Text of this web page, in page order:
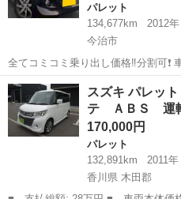
パレット
134,677km
2012年
今治市
全てコミコミ乗り出し価格‼️分割可❗️
大人気☆スズキ パレットSW
れます☆ETC付き☆便利なバックカ
ア付き☆ス...
愛媛 今治市 パレット お
スズキ パレッ
テ ＡＢＳ 運
170,000円
パレット
132,891km
2011年
香川県 木田郡